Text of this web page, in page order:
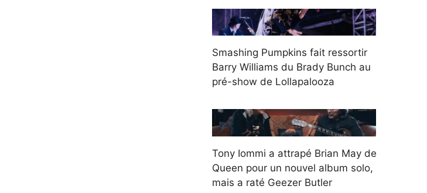
Smashing Pumpkins fait ressortir
Barry Williams du Brady Bunch au
pré-show de Lollapalooza
Tony Iommi a attrapé Brian May de
Queen pour un nouvel album solo,
mais a raté Geezer Butler